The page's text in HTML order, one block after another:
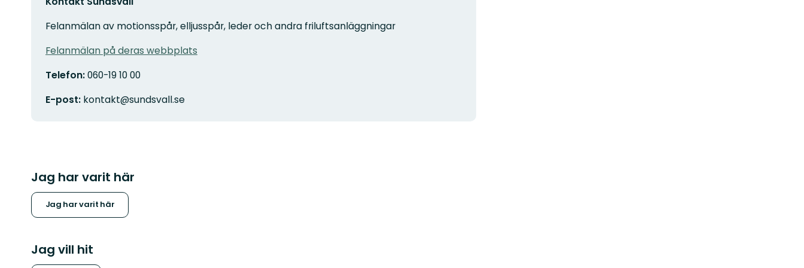
Felanmälan av motionsspår, elljusspår, leder och andra friluftsanläggningar
Felanmälan på deras webbplats
Telefon:060-19 10 00
E-post: kontakt@sundsvall.se
Jag har varit här
Jag har varit här
Jag vill hit